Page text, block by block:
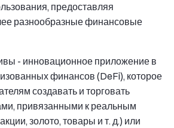
предоставляя
разнообразные финансовые
- инновационное приложение в
финансов (DeFi), которое
создавать и торговать
привязанными к реальным
золото, товары и т. д.) или